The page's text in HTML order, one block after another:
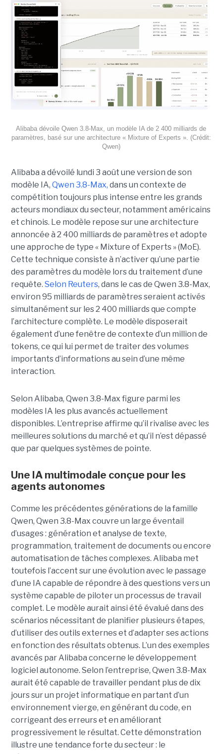
Alibaba dévoile Qwen 3.8-Max, un modèle IA de 2 400 milliards de
paramètres, basé sur une architecture « Mixture of Experts ». (Crédit:
Qwen)
Alibaba a dévoilé lundi 3 août une version de son
modèle IA, Qwen 3.8-Max, dans un contexte de
compétition toujours plus intense entre les grands
acteurs mondiaux du secteur, notamment américains
et chinois. Le modèle repose sur une architecture
annoncée à 2 400 milliards de paramètres et adopte
une approche de type « Mixture of Experts » (MoE).
Cette technique consiste à n’activer qu’une partie
des paramètres du modèle lors du traitement d’une
requête. Selon Reuters, dans le cas de Qwen 3.8-Max,
environ 95 milliards de paramètres seraient activés
simultanément sur les 2 400 milliards que compte
l’architecture complète. Le modèle disposerait
également d’une fenêtre de contexte d’un million de
tokens, ce qui lui permet de traiter des volumes
importants d’informations au sein d’une même
interaction.
Selon Alibaba, Qwen 3.8-Max figure parmi les
modèles IA les plus avancés actuellement
disponibles. L’entreprise affirme qu’il rivalise avec les
meilleures solutions du marché et qu’il n’est dépassé
que par quelques systèmes de pointe.
Une IA multimodale conçue pour les
agents autonomes
Comme les précédentes générations de la famille
Qwen, Qwen 3.8-Max couvre un large éventail
d’usages : génération et analyse de texte,
programmation, traitement de documents ou encore
automatisation de tâches complexes. Alibaba met
toutefois l’accent sur une évolution avec le passage
d’une IA capable de répondre à des questions vers un
système capable de piloter un processus de travail
complet. Le modèle aurait ainsi été évalué dans des
scénarios nécessitant de planifier plusieurs étapes,
d’utiliser des outils externes et d’adapter ses actions
en fonction des résultats obtenus. L’un des exemples
avancés par Alibaba concerne le développement
logiciel autonome. Selon l’entreprise, Qwen 3.8-Max
aurait été capable de travailler pendant plus de dix
jours sur un projet informatique en partant d’un
environnement vierge, en générant du code, en
corrigeant des erreurs et en améliorant
progressivement le résultat. Cette démonstration
illustre une tendance forte du secteur : le